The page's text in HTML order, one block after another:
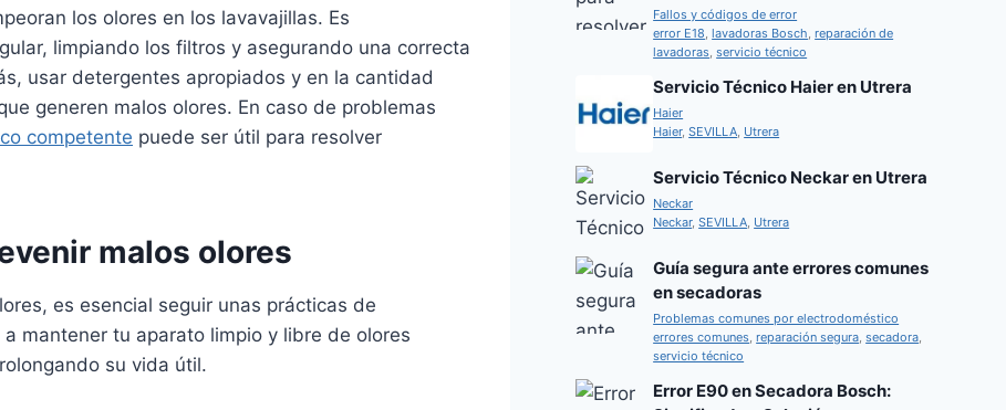
los olores en los lavavajillas. Es
limpiando los filtros y asegurando una correcta
usar detergentes apropiados y en la cantidad
generen malos olores. En caso de problemas
competente puede ser útil para resolver
malos olores
es esencial seguir unas prácticas de
mantener tu aparato limpio y libre de olores
su vida útil.
Fallos y códigos de error
error E18 ,lavadoras Bosch ,reparación de
lavadoras ,servicio técnico
Servicio Técnico Haier en Utrera
Haier
Haier,SEVILLA Utrera
Servicio Técnico Neckar en Utrera
Neckar
Neckar,SEVILLA Utrera
Guía segura ante errores comunes
en secadoras
Problemas comunes por electrodoméstico
errores comunes ,reparación segura ,secadora
servicio técnico
Error E90 en Secadora Bosch: